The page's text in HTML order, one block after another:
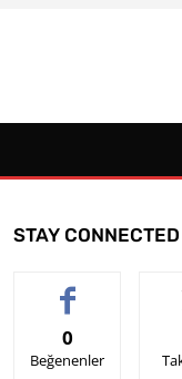
STAY CONNECTED
0
Beğenenler